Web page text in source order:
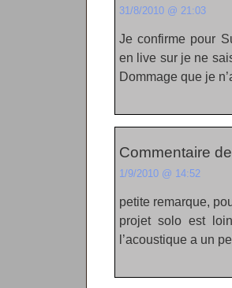
31/8/2010 @ 21:03
Je confirme pour
en live sur je ne
Dommage que je
Commentaire de
1/9/2010 @ 14:52
petite remarque,
projet solo est
l’acoustique a un